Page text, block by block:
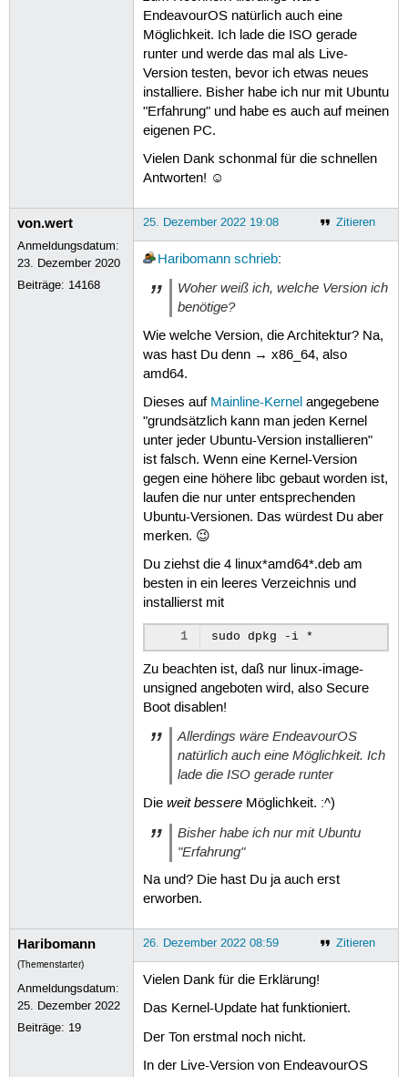
EndeavourOS natürlich auch eine
Möglichkeit. Ich lade die ISO gerade
runter und werde das mal als Live-
Version testen, bevor ich etwas neues
installiere. Bisher habe ich nur mit Ubuntu
"Erfahrung" und habe es auch auf meinen
eigenen PC.
Vielen Dank schonmal für die schnellen
Antworten! ☺
von.wert
Anmeldungsdatum:
23. Dezember 2020
Beiträge: 14168
Zitieren
25. Dezember 2022 19:08
Haribomann schrieb:
Woher weiß ich, welche Version ich
benötige?
Wie welche Version, die Architektur? Na,
was hast Du denn → x86_64, also
amd64.
Dieses auf Mainline-Kernelangegebene
"grundsätzlich kann man jeden Kernel
unter jeder Ubuntu-Version installieren"
ist falsch. Wenn eine Kernel-Version
gegen eine höhere libc gebaut worden ist,
laufen die nur unter entsprechenden
Ubuntu-Versionen. Das würdest Du aber
merken. 😉
Du ziehst die 4 linux*amd64*.deb am
besten in ein leeres Verzeichnis und
installierst mit
1 sudo dpkg -i
Zu beachten ist, daß nur linux-image-
unsigned angeboten wird, also Secure
Boot disablen!
Allerdings wäre EndeavourOS
natürlich auch eine Möglichkeit. Ich
lade die ISO gerade runter
Die weit bessereMöglichkeit. :^)
Bisher habe ich nur mit Ubuntu
"Erfahrung"
Na und? Die hast Du ja auch erst
erworben.
Haribomann
(Themenstarter)
Anmeldungsdatum:
25. Dezember 2022
Beiträge: 19
Zitieren
26. Dezember 2022 08:59
Vielen Dank für die Erklärung!
Das Kernel-Update hat funktioniert.
Der Ton erstmal noch nicht.
In der Live-Version von EndeavourOS